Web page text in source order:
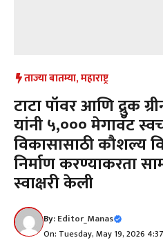
ताज्या बातम्या,महाराष्ट्र
टाटा पॉवर आणि द्रुक
यांनी ५,००० मेगावॅट
विकासासाठी कौशल्य
निर्माण करण्याकरता
स्वाक्षरी केली
By:Editor_Manas
On: Tuesday, May 19, 2026